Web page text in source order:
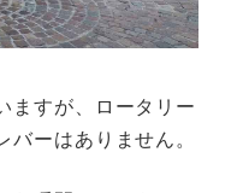
ますが、ロータリー
ーはありません。